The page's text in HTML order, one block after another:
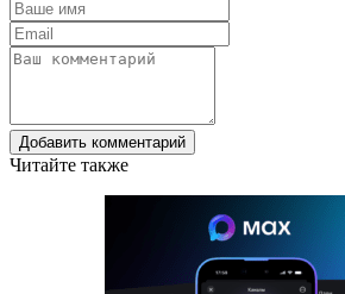
Добавить комментарий
Читайте также